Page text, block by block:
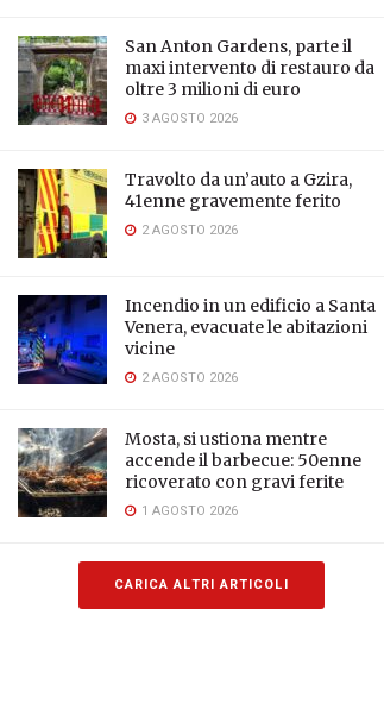
San Anton Gardens, parte il
maxi intervento di restauro da
oltre 3 milioni di euro
3 AGOSTO 2026
Travolto da un’auto a Gzira,
41enne gravemente ferito
2 AGOSTO 2026
Incendio in un edificio a Santa
Venera, evacuate le abitazioni
vicine
2 AGOSTO 2026
Mosta, si ustiona mentre
accende il barbecue: 50enne
ricoverato con gravi ferite
1 AGOSTO 2026
CARICA ALTRI ARTICOLI